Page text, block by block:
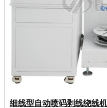
细线型自动喷码剥线绕线机